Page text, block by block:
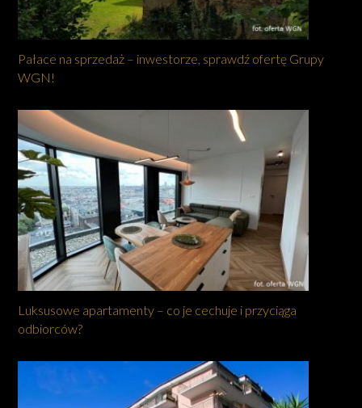
Pałace na sprzedaż – inwestorze, sprawdź ofertę Grupy
WGN!
Luksusowe apartamenty – co je cechuje i przyciąga
odbiorców?